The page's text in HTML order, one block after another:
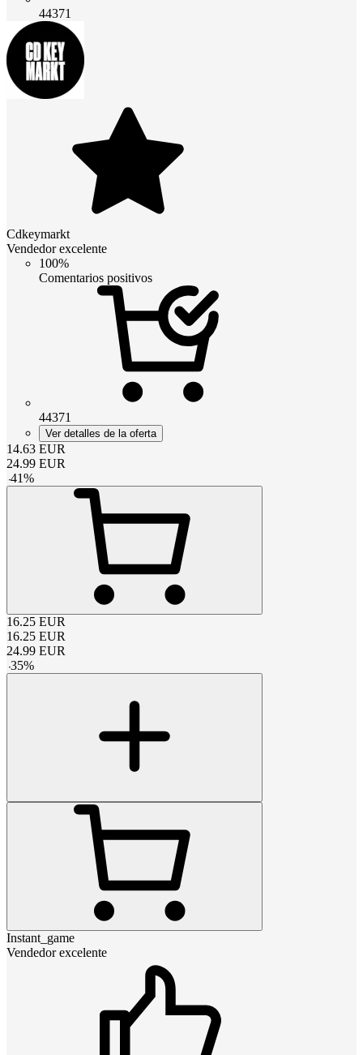
44371
Cdkeymarkt
Vendedor excelente
100%
Comentarios positivos
44371
Ver detalles de la oferta
14.63 EUR
24.99 EUR
-41%
16.25 EUR
16.25 EUR
24.99 EUR
-35%
Instant_game
Vendedor excelente